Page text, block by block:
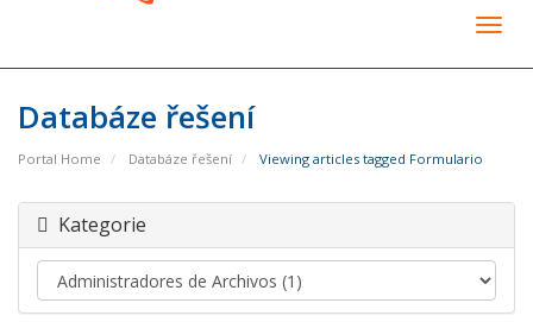
Databáze řešení
Portal Home Databáze řešení Viewing articles tagged Formulario
Kategorie